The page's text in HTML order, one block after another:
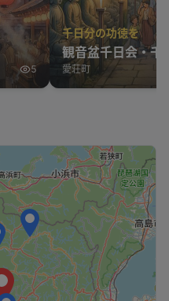
5
千日分の功徳を
観音盆千日会・千
愛荘町